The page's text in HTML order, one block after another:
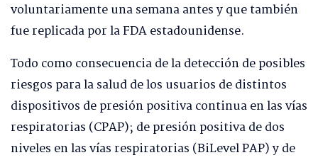
voluntariamente una semana antes y que también
fue replicada por la FDA estadounidense.
Todo como consecuencia de la detección de posibles
riesgos para la salud de los usuarios de distintos
dispositivos de presión positiva continua en las vías
respiratorias (CPAP); de presión positiva de dos
niveles en las vías respiratorias (BiLevel PAP) y de